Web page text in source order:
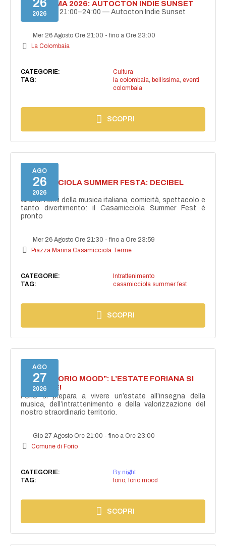
26
2026
BELLISSIMA 2026: AUTOCTON INDIE SUNSET
26 agosto | 21:00–24:00 — Autocton Indie Sunset
Mer 26 Agosto Ore 21:00 -fino a Ore 23:00
La Colombaia
CATEGORIE:
Cultura
TAG:
la colombaia, bellissima, eventi
colombaia
SCOPRI
AGO
26
2026
CASAMICCIOLA SUMMER FESTA: DECIBEL
BELLINI
Grandi nomi della musica italiana, comicità, spettacolo e
tanto divertimento: il Casamicciola Summer Fest è
pronto
Mer 26 Agosto Ore 21:30 -fino a Ore 23:59
Piazza Marina Casamicciola Terme
CATEGORIE:
Intrattenimento
TAG:
casamicciola summer fest
SCOPRI
AGO
27
2026
NASCE “FORIO MOOD”: L’ESTATE FORIANA SI
ACCENDE!
Forio si prepara a vivere un’estate all’insegna della
musica, dell’intrattenimento e della valorizzazione del
nostro straordinario territorio.
Gio 27 Agosto Ore 21:00 -fino a Ore 23:00
Comune di Forio
CATEGORIE:
By night
TAG:
forio, forio mood
SCOPRI